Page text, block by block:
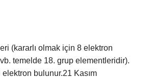
(kararlı olmak için 8 elektron
temelde 18. grup elementleridir).
elektron bulunur.21 Kasım